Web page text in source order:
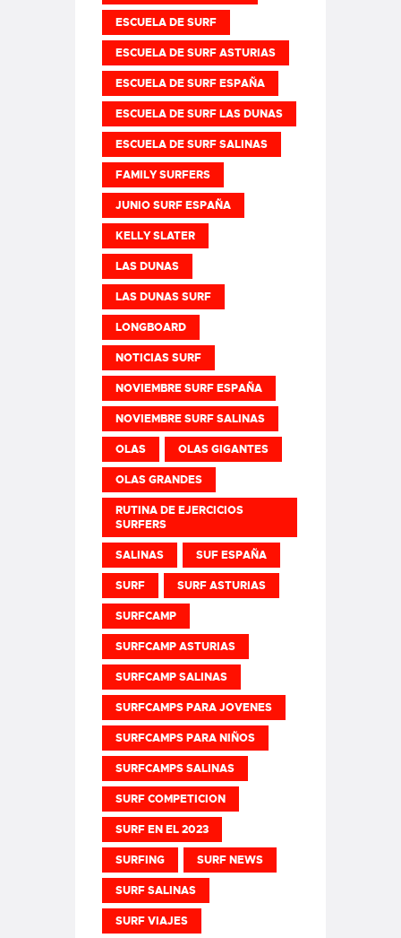
ESCUELA DE SURF
ESCUELA DE SURF ASTURIAS
ESCUELA DE SURF ESPAÑA
ESCUELA DE SURF LAS DUNAS
ESCUELA DE SURF SALINAS
FAMILY SURFERS
JUNIO SURF ESPAÑA
KELLY SLATER
LAS DUNAS
LAS DUNAS SURF
LONGBOARD
NOTICIAS SURF
NOVIEMBRE SURF ESPAÑA
NOVIEMBRE SURF SALINAS
OLAS OLAS GIGANTES
OLAS GRANDES
RUTINA DE EJERCICIOS
SURFERS
SALINAS SUF ESPAÑA
SURF SURF ASTURIAS
SURFCAMP
SURFCAMP ASTURIAS
SURFCAMP SALINAS
SURFCAMPS PARA JOVENES
SURFCAMPS PARA NIÑOS
SURFCAMPS SALINAS
SURF COMPETICION
SURF EN EL 2023
SURFING SURF NEWS
SURF SALINAS
SURF VIAJES